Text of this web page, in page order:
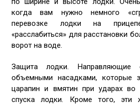
когда вам нужно немного
перевозке лодки на
«расслабиться» для расстановки
ворот на воде.
Защита лодки. Направляющие
объемными насадками, которые
царапин и вмятин при ударах
спуска лодки. Кроме того, эти